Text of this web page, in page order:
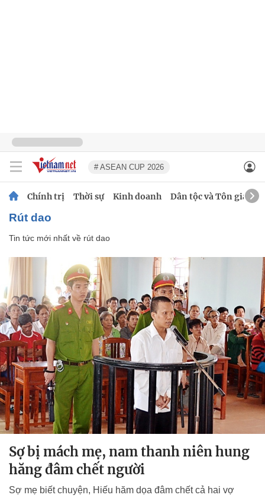
# ASEAN CUP 2026
Chính trị Thời sự Kinh doanh Dân tộc và Tôn giáo
rút dao
Tin tức mới nhất về rút dao
Sợ bị mách mẹ, nam thanh niên hung
hăng đâm chết người
Sợ mẹ biết chuyện, Hiếu hăm dọa đâm chết cả hai vợ